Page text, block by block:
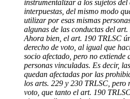
instrumentalizar a los sujetos
interpuestas, del mismo modo
utilizar por esas mismas
algunas de las conductas del
Ahora bien, el art. 190 TRLSC
derecho de voto, al igual que
socio afectado, pero no extiende
personas vinculadas. Es decir,
quedan afectadas por las
los arts. 229 y 230 TRLSC,
voto, que tanto el art. 190